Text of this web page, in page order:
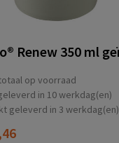
op voorraad
in 10 werkdag(en)
geleverd in 3 werkdag(en)